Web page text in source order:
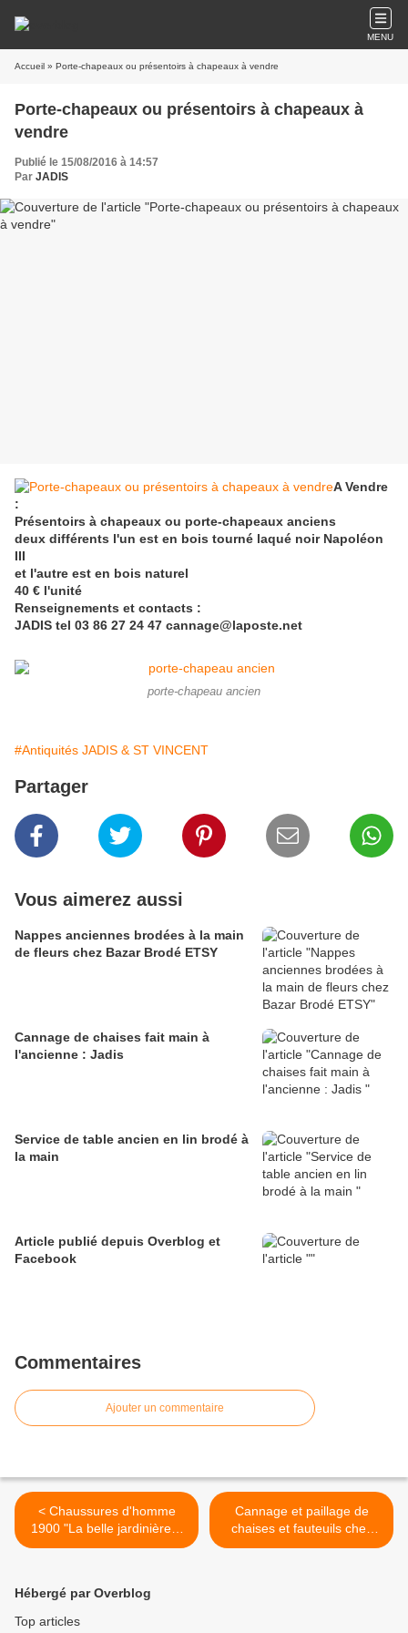
MENU
Accueil » Porte-chapeaux ou présentoirs à chapeaux à vendre
Porte-chapeaux ou présentoirs à chapeaux à
vendre
Publié le 15/08/2016 à 14:57
Par JADIS
A Vendre
:
Présentoirs à chapeaux ou porte-chapeaux anciens
deux différents l'un est en bois tourné laqué noir Napoléon
III
et l'autre est en bois naturel
40 € l'unité
Renseignements et contacts :
JADIS tel 03 86 27 24 47 cannage@laposte.net
porte-chapeau ancien
#Antiquités JADIS & ST VINCENT
Partager
Vous aimerez aussi
Nappes anciennes brodées à la main
de fleurs chez Bazar Brodé ETSY
Cannage de chaises fait main à
l'ancienne : Jadis
Service de table ancien en lin brodé à
la main
Article publié depuis Overblog et
Facebook
Commentaires
Ajouter un commentaire
< Chaussures d'homme
1900 "La belle jardinière"à
vendre
Cannage et paillage de
chaises et fauteuils chez
JADIS >
Hébergé par Overblog
Top articles